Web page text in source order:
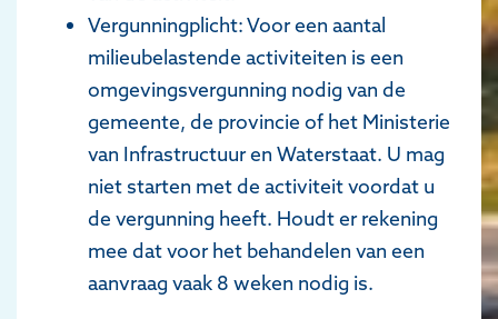
Vergunningplicht: Voor een aantal
milieubelastende activiteiten is een
omgevingsvergunning nodig van de
gemeente, de provincie of het Ministerie
van Infrastructuur en Waterstaat. U mag
niet starten met de activiteit voordat u
de vergunning heeft. Houdt er rekening
mee dat voor het behandelen van een
aanvraag vaak 8 weken nodig is.